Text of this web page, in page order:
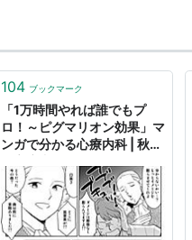
104 ブックマーク
「1万時間やれば誰でもプ
ロ！～ピグマリオン効果」マ
ンガで分かる心療内科 | 秋葉
ニック秋葉原院【今日行け
る】精神科